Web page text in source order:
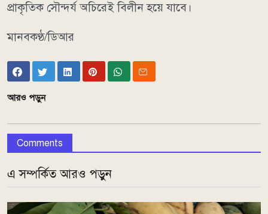
প্রাকৃতিক সৌন্দর্য অচিরেই বিলীন হয়ে যাবে।
মানবকণ্ঠ/ডিআর
আরও পড়ুন
Comments
এ সম্পর্কিত আরও পড়ুন